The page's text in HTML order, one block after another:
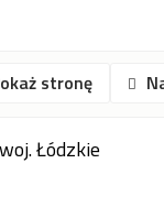
stronę
Łódzkie